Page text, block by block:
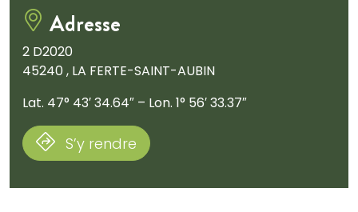
Adresse
2 D2020
45240 , LA FERTE-SAINT-AUBIN
Lat. 47° 43′ 34.64″ – Lon. 1° 56′ 33.37″
S’y rendre